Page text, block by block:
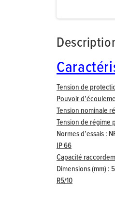
Tension de
Pouvoir
Tension nominale
Tension de régime
Normes d’essais :
IP 66
Capacité
Dimensions (mm) :
R5/10